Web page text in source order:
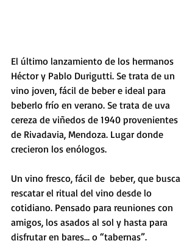
El último lanzamiento de los hermanos
Héctor y Pablo Durigutti. Se trata de un
vino joven, fácil de beber e ideal para
beberlo frío en verano. Se trata de uva
cereza de viñedos de 1940 provenientes
de Rivadavia, Mendoza. Lugar donde
crecieron los enólogos.
Un vino fresco, fácil de  beber, que busca
rescatar el ritual del vino desde lo
cotidiano. Pensado para reuniones con
amigos, los asados al sol y hasta para
disfrutar en bares… o “tabernas”.